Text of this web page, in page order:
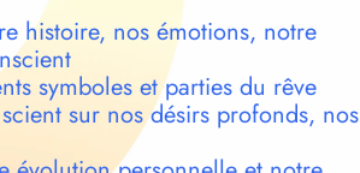
histoire, nos émotions, notre
symboles et parties du rêve
sur nos désirs profonds, nos